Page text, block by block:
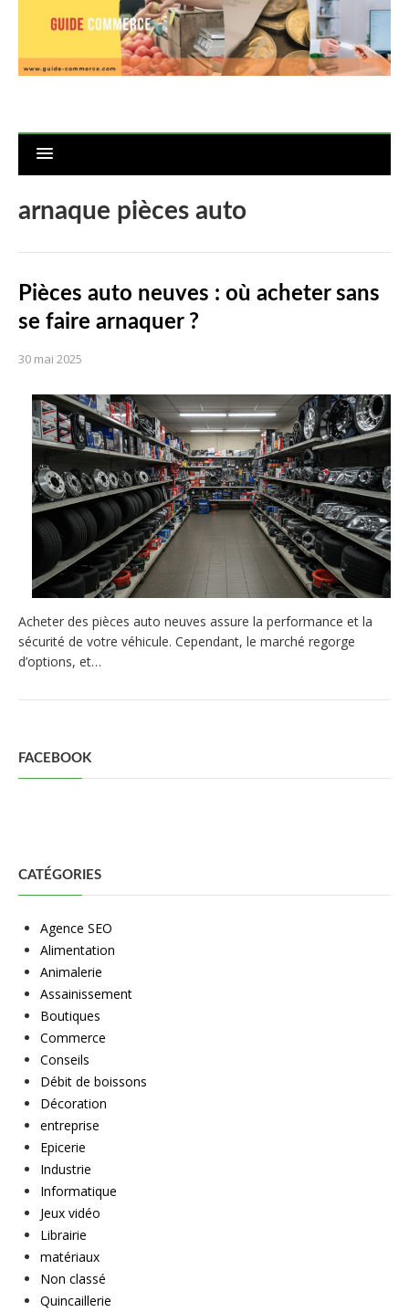
arnaque pièces auto
Pièces auto neuves : où acheter sans
se faire arnaquer ?
30 mai 2025
Acheter des pièces auto neuves assure la performance et la
sécurité de votre véhicule. Cependant, le marché regorge
d’options, et…
FACEBOOK
CATÉGORIES
Agence SEO
Alimentation
Animalerie
Assainissement
Boutiques
Commerce
Conseils
Débit de boissons
Décoration
entreprise
Epicerie
Industrie
Informatique
Jeux vidéo
Librairie
matériaux
Non classé
Quincaillerie